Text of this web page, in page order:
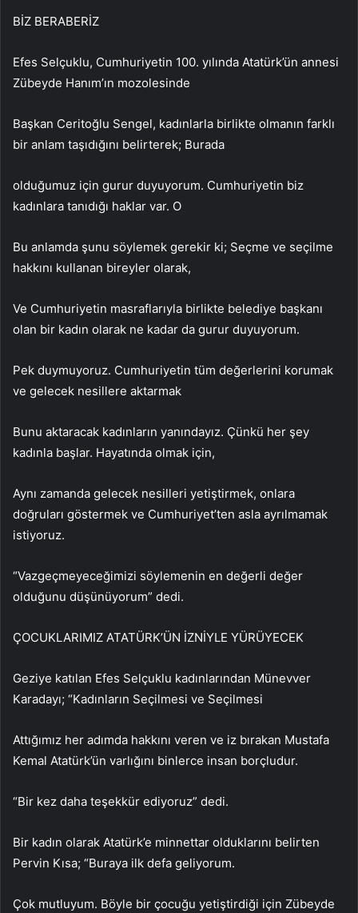
BİZ BERABERİZ
Efes Selçuklu, Cumhuriyetin 100. yılında Atatürk’ün annesi
Zübeyde Hanım’ın mozolesinde
Başkan Ceritoğlu Sengel, kadınlarla birlikte olmanın farklı
bir anlam taşıdığını belirterek; Burada
olduğumuz için gurur duyuyorum. Cumhuriyetin biz
kadınlara tanıdığı haklar var. O
Bu anlamda şunu söylemek gerekir ki; Seçme ve seçilme
hakkını kullanan bireyler olarak,
Ve Cumhuriyetin masraflarıyla birlikte belediye başkanı
olan bir kadın olarak ne kadar da gurur duyuyorum.
Pek duymuyoruz. Cumhuriyetin tüm değerlerini korumak
ve gelecek nesillere aktarmak
Bunu aktaracak kadınların yanındayız. Çünkü her şey
kadınla başlar. Hayatında olmak için,
Aynı zamanda gelecek nesilleri yetiştirmek, onlara
doğruları göstermek ve Cumhuriyet’ten asla ayrılmamak
istiyoruz.
“Vazgeçmeyeceğimizi söylemenin en değerli değer
olduğunu düşünüyorum” dedi.
ÇOCUKLARIMIZ ATATÜRK’ÜN İZNİYLE YÜRÜYECEK
Geziye katılan Efes Selçuklu kadınlarından Münevver
Karadayı; “Kadınların Seçilmesi ve Seçilmesi
Attığımız her adımda hakkını veren ve iz bırakan Mustafa
Kemal Atatürk’ün varlığını binlerce insan borçludur.
“Bir kez daha teşekkür ediyoruz” dedi.
Bir kadın olarak Atatürk’e minnettar olduklarını belirten
Pervin Kısa; “Buraya ilk defa geliyorum.
Çok mutluyum. Böyle bir çocuğu yetiştirdiği için Zübeyde